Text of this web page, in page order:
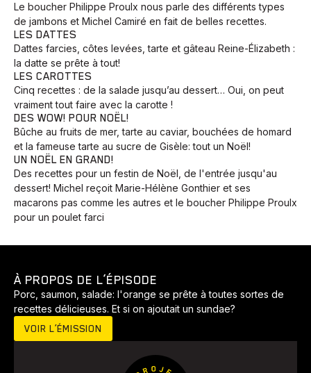
Animaux Avenir Bingo Communauté Culture
Développement
Voyage Yoga
Le boucher Philippe Proulx nous parle des différents types
de jambons et Michel Camiré en fait de belles recettes.
LES DATTES
Dattes farcies, côtes levées, tarte et gâteau Reine-Élizabeth :
la datte se prête à tout!
LES CAROTTES
Cinq recettes : de la salade jusqu’au dessert… Oui, on peut
vraiment tout faire avec la carotte !
DES WOW! POUR NOËL!
Bûche au fruits de mer, tarte au caviar, bouchées de homard
et la fameuse tarte au sucre de Gisèle: tout un Noël!
UN NOËL EN GRAND!
Des recettes pour un festin de Noël, de l'entrée jusqu'au
dessert! Michel reçoit Marie-Hélène Gonthier et ses
macarons pas comme les autres et le boucher Philippe Proulx
pour un poulet farci
À PROPOS DE L’ÉPISODE
Porc, saumon, salade: l'orange se prête à toutes sortes de
recettes délicieuses. Et si on ajoutait un sundae?
VOIR L’ÉMISSION